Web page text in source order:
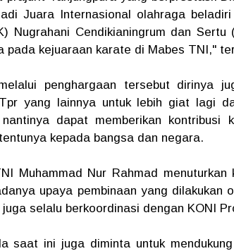
Juara Internasional olahraga
Nugrahani Cendikianingrum dan Sertu
pada kejuaraan karate di Mabes TNI,"
penghargaan tersebut dirinya
yang lainnya untuk lebih giat lagi
dapat memberikan kontribusi
kepada bangsa dan negara.
Muhammad Nur Rahmad
upaya pembinaan yang dilakukan
selalu berkoordinasi dengan KONI
saat ini juga diminta untuk